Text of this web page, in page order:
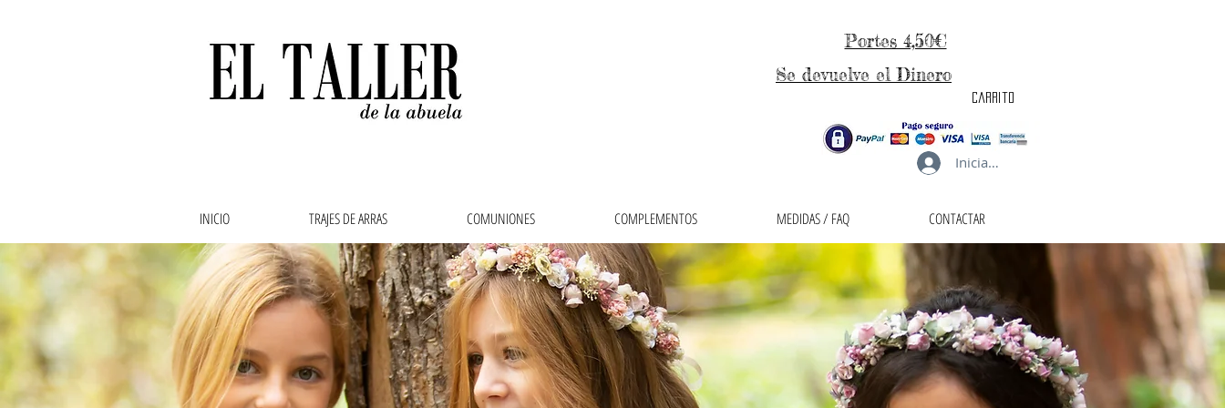
Portes 4,50€
Se devuelve el Dinero
carrito
Iniciar sesión
INICIO TRAJES DE ARRAS COMUNIONES COMPLEMENTOS MEDIDAS / FAQ
CONTACTAR
Ropa de bebe, ropa de niños, trajes de arras y vestidos de comunión en el taller de la
abuela,vestidos de arras, faldas, cubrepañales